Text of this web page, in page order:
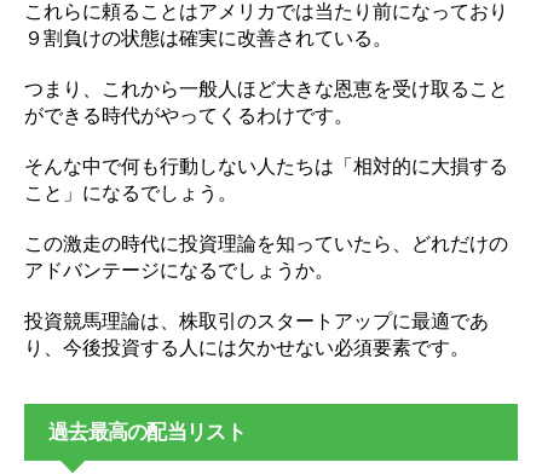
これらに頼ることはアメリカでは当たり前になっており
９割負けの状態は確実に改善されている。
つまり、これから一般人ほど大きな恩恵を受け取ること
ができる時代がやってくるわけです。
そんな中で何も行動しない人たちは「 相対的に大損する
こと 」になるでしょう。
この激走の時代に投資理論を知っていたら、どれだけの
アドバンテージになるでしょうか。
投資競馬理論は、株取引のスタートアップに最適であ
り、今後投資する人には欠かせない必須要素です。
過去最高の配当リスト